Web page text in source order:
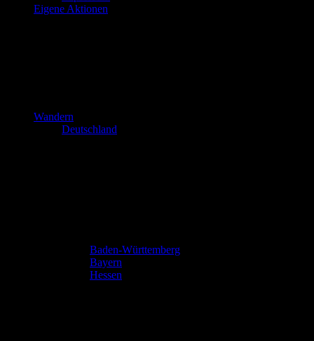
Eigene Aktionen
Wandern
Deutschland
Baden-Württemberg
Bayern
Hessen